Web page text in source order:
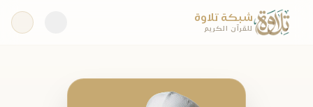
شبكة تلاوة
للقرآن الكريم